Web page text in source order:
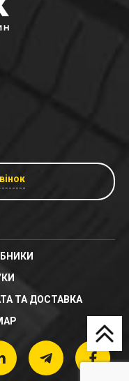
ТА ДОСТАВКА